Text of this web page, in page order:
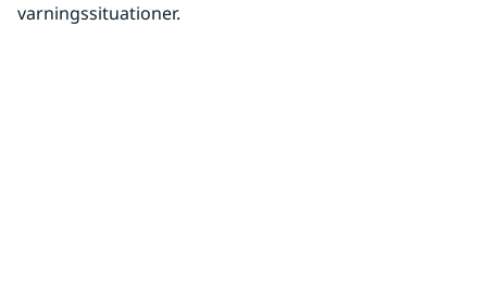
varningssituationer.